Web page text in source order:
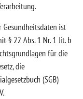
ist
§ 22 Abs. 1 Nr. 1 lit. b
für die
die
(SGB)